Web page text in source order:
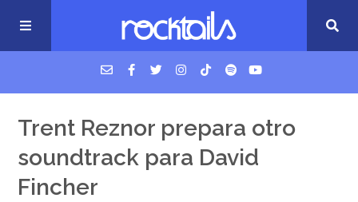
USM Podcast
Cigarrillos en la cama
Trent Reznor prepara otro
soundtrack para David
Fincher